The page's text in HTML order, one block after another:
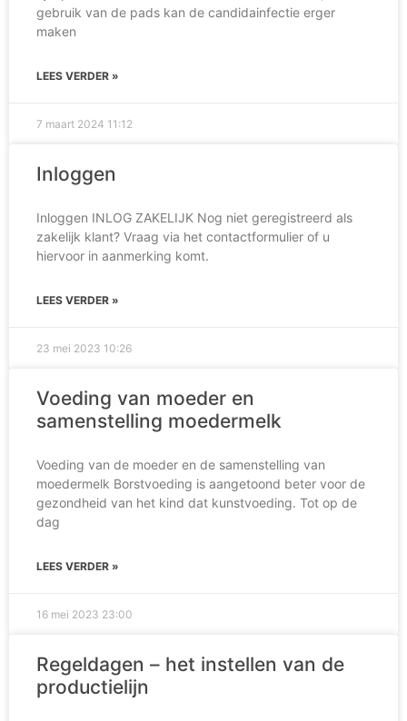
gebruik van de pads kan de candidainfectie erger
maken
LEES VERDER »
7 maart 2024 11:12
Inloggen
Inloggen INLOG ZAKELIJK Nog niet geregistreerd als
zakelijk klant? Vraag via het contactformulier of u
hiervoor in aanmerking komt.
LEES VERDER »
23 mei 2023 10:26
Voeding van moeder en
samenstelling moedermelk
Voeding van de moeder en de samenstelling van
moedermelk Borstvoeding is aangetoond beter voor de
gezondheid van het kind dat kunstvoeding. Tot op de
dag
LEES VERDER »
16 mei 2023 23:00
Regeldagen – het instellen van de
productielijn